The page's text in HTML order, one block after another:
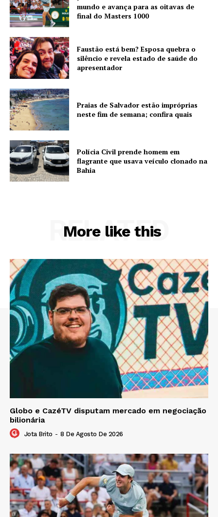
mundo e avança para as oitavas de
final do Masters 1000
Faustão está bem? Esposa quebra o
silêncio e revela estado de saúde do
apresentador
Praias de Salvador estão impróprias
neste fim de semana; confira quais
Polícia Civil prende homem em
flagrante que usava veículo clonado na
Bahia
More like this
RELATED
Globo e CazéTV disputam mercado em negociação
bilionária
Jota Brito - 8 De Agosto De 2026